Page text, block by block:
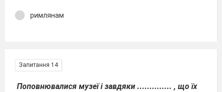
римлянам
Запитання 14
Поповнювалися музеї і завдяки .............. , що їх